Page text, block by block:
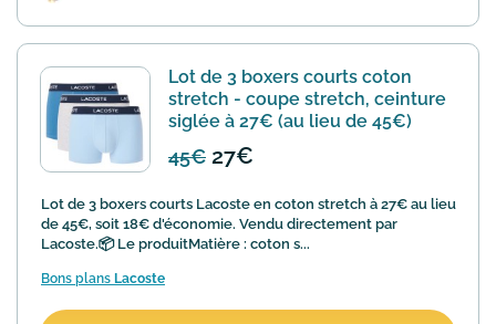
Lot de 3 boxers courts coton
stretch - coupe stretch, ceinture
siglée à 27€ (au lieu de 45€)
45€ 27€
Lot de 3 boxers courts Lacoste en coton stretch à 27€ au lieu
de 45€, soit 18€ d'économie. Vendu directement par
Lacoste.📦 Le produitMatière : coton s...
Bons plans Lacoste